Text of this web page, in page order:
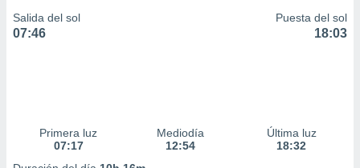
Salida del sol
07:46
Puesta del sol
18:03
Primera luz
07:17
Mediodía
12:54
Última luz
18:32